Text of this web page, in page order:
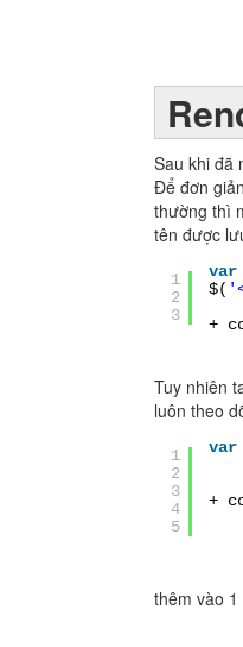
Sau khi đã
Để đơn
thường thì
tên được
1
2
3
var
$(
+
Tuy nhiên
luôn theo
1
2
3
4
5
var
+
thêm vào